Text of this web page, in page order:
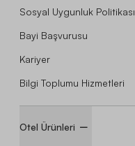
Sosyal Uygunluk Politikası
Bayi Başvurusu
Kariyer
Bilgi Toplumu Hizmetleri
Otel Ürünleri